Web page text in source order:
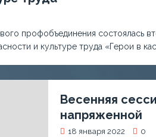
профобъединения состоялась
и культуре труда «Герои в
Весенняя
напряженной
18 января 2022 0